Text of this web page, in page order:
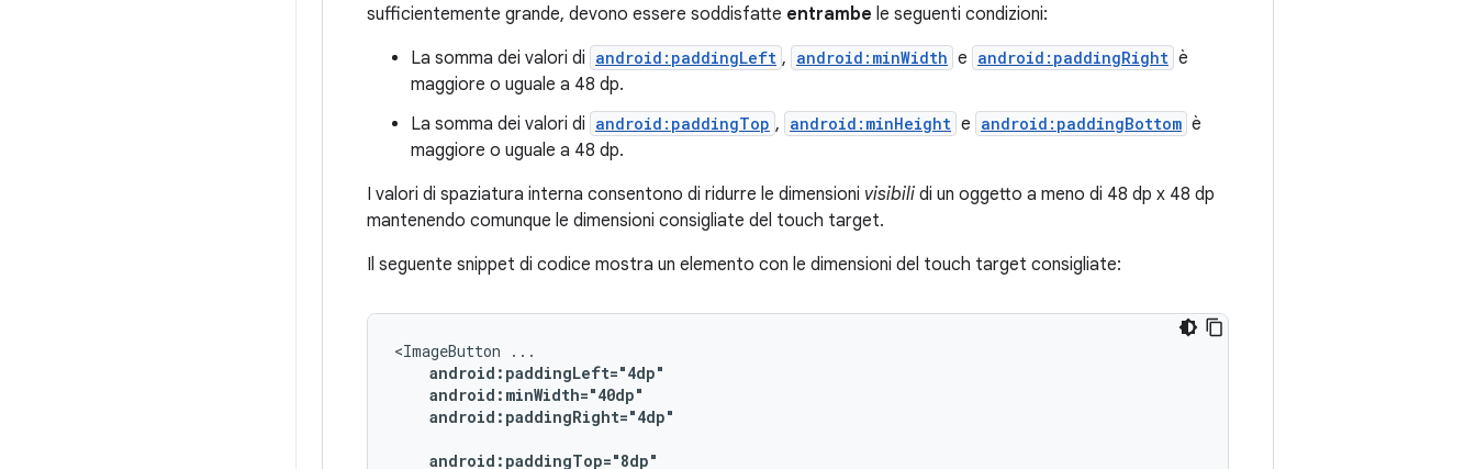
sufficientemente grande, devono essere soddisfatte entrambe le seguenti condizioni:
La somma dei valori di android:paddingLeft , android:minWidth e android:paddingRight è
maggiore o uguale a 48 dp.
La somma dei valori di android:paddingTop , android:minHeight e android:paddingBottom è
maggiore o uguale a 48 dp.
I valori di spaziatura interna consentono di ridurre le dimensioni visibili di un oggetto a meno di 48 dp x 48 dp
mantenendo comunque le dimensioni consigliate del touch target.
Il seguente snippet di codice mostra un elemento con le dimensioni del touch target consigliate:
<ImageButton
android:paddingRight="4dp"